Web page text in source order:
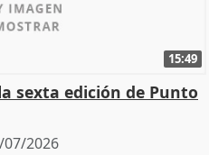
15:49
sexta edición de Punto
07/2026